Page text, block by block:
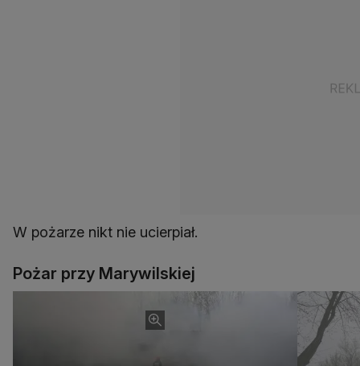
W pożarze nikt nie ucierpiał.
Pożar przy Marywilskiej